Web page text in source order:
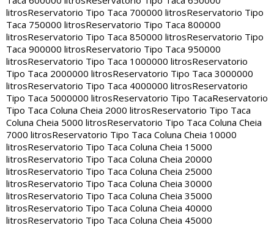
litrosReservatorio Tipo Taca 700000 litrosReservatorio Tipo
Taca 750000 litrosReservatorio Tipo Taca 800000
litrosReservatorio Tipo Taca 850000 litrosReservatorio Tipo
Taca 900000 litrosReservatorio Tipo Taca 950000
litrosReservatorio Tipo Taca 1000000 litrosReservatorio
Tipo Taca 2000000 litrosReservatorio Tipo Taca 3000000
litrosReservatorio Tipo Taca 4000000 litrosReservatorio
Tipo Taca 5000000 litrosReservatorio Tipo TacaReservatorio
Tipo Taca Coluna Cheia 2000 litrosReservatorio Tipo Taca
Coluna Cheia 5000 litrosReservatorio Tipo Taca Coluna Cheia
7000 litrosReservatorio Tipo Taca Coluna Cheia 10000
litrosReservatorio Tipo Taca Coluna Cheia 15000
litrosReservatorio Tipo Taca Coluna Cheia 20000
litrosReservatorio Tipo Taca Coluna Cheia 25000
litrosReservatorio Tipo Taca Coluna Cheia 30000
litrosReservatorio Tipo Taca Coluna Cheia 35000
litrosReservatorio Tipo Taca Coluna Cheia 40000
litrosReservatorio Tipo Taca Coluna Cheia 45000